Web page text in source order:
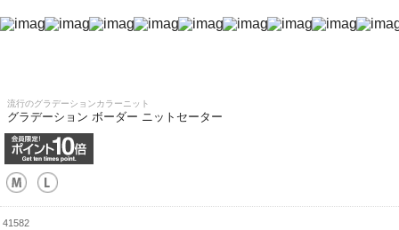
流行のグラデーションカラーニット
グラデーション ボーダー ニットセーター
41582